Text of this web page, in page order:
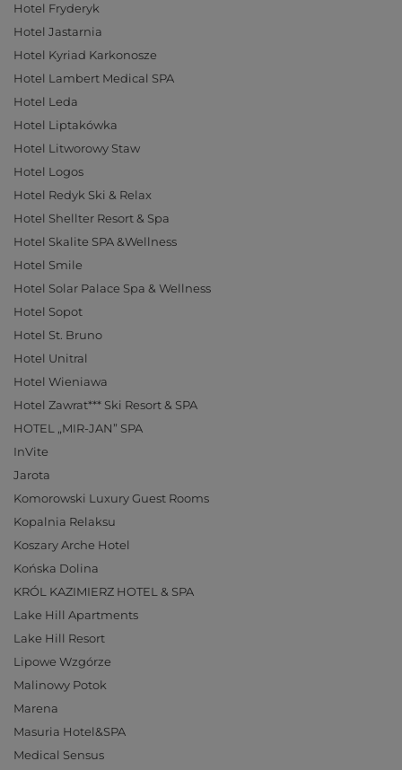
Hotel Fryderyk
Hotel Jastarnia
Hotel Kyriad Karkonosze
Hotel Lambert Medical SPA
Hotel Leda
Hotel Liptakówka
Hotel Litworowy Staw
Hotel Logos
Hotel Redyk Ski & Relax
Hotel Shellter Resort & Spa
Hotel Skalite SPA &Wellness
Hotel Smile
Hotel Solar Palace Spa & Wellness
Hotel Sopot
Hotel St. Bruno
Hotel Unitral
Hotel Wieniawa
Hotel Zawrat*** Ski Resort & SPA
HOTEL „MIR-JAN” SPA
InVite
Jarota
Komorowski Luxury Guest Rooms
Kopalnia Relaksu
Koszary Arche Hotel
Końska Dolina
KRÓL KAZIMIERZ HOTEL & SPA
Lake Hill Apartments
Lake Hill Resort
Lipowe Wzgórze
Malinowy Potok
Marena
Masuria Hotel&SPA
Medical Sensus